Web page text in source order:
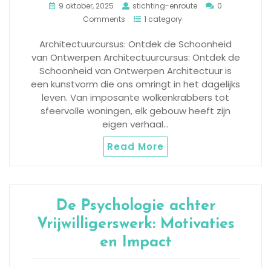
9 oktober, 2025 stichting-enroute
0
Comments
1 category
Architectuurcursus: Ontdek de Schoonheid
van Ontwerpen Architectuurcursus: Ontdek de
Schoonheid van Ontwerpen Architectuur is
een kunstvorm die ons omringt in het dagelijks
leven. Van imposante wolkenkrabbers tot
sfeervolle woningen, elk gebouw heeft zijn
eigen verhaal…
Read More
De Psychologie achter
Vrijwilligerswerk: Motivaties
en Impact